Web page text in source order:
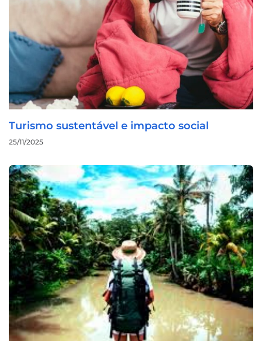
Turismo sustentável e impacto social
25/11/2025